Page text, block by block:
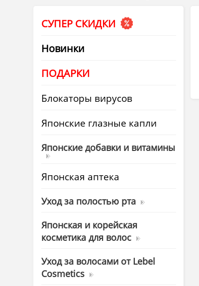
СУПЕР СКИДКИ
Новинки
ПОДАРКИ
Блокаторы вирусов
Японские глазные капли
Японские добавки и витамины
Японская аптека
Уход за полостью рта
Японская и корейская
косметика для волос
Уход за волосами от Lebel
Cosmetics